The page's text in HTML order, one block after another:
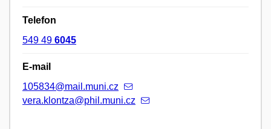
Telefon
549 49 6045
E-mail
105834@mail.muni.cz
vera.klontza@phil.muni.cz